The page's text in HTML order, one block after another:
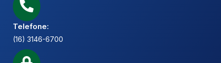
Telefone:
(16) 3146-6700